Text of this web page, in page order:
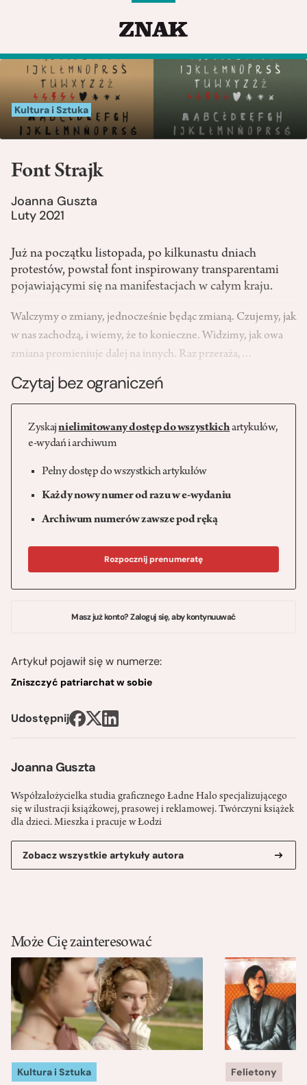
Kultura i Sztuka
Joanna Guszta
Współzałożycielka studia graficznego Ładne Halo specjalizującego
się w ilustracji książkowej, prasowej i reklamowej. Twórczyni książek
dla dzieci. Mieszka i pracuje w Łodzi
Zobacz wszystkie artykuły autora
Font Strajk
Joanna Guszta
Luty 2021
Już na początku listopada, po kilkunastu dniach
protestów, powstał font inspirowany transparentami
pojawiającymi się na manifestacjach w całym kraju.
Walczymy o zmiany, jednocześnie będąc zmianą. Czujemy, jak
w nas zachodzą, i wiemy, że to konieczne. Widzimy, jak owa
zmiana promieniuje dalej na innych. Raz przeraża,…
Czytaj bez ograniczeń
Zyskajnielimitowany dostęp do wszystkichartykułów,
e-wydań i archiwum
Pełny dostęp do wszystkich artykułów
Każdy nowy numer od razu w e-wydaniu
Archiwum numerów zawsze pod ręką
Rozpocznij prenumeratę
Masz już konto? Zaloguj się, aby kontynuuwać
Artykuł pojawił się w numerze:
Zniszczyć patriarchat w sobie
Udostępnij
Może Cię zainteresować
Kultura i Sztuka Felietony